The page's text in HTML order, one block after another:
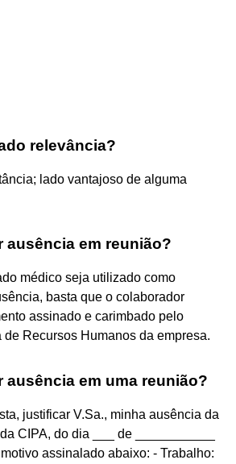
relevância?
lado vantajoso de alguma
ausência em reunião?
médico seja utilizado como
basta que o colaborador
assinado e carimbado pelo
de Recursos Humanos da empresa.
ausência em uma reunião?
justificar V.Sa., minha ausência da
CIPA, do dia ___ de ___________
assinalado abaixo: - Trabalho: